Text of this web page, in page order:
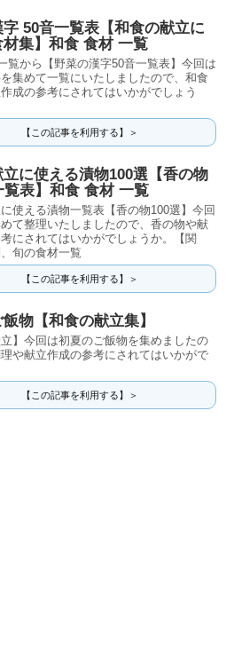
50音一覧表【和食の献立に
集】和食 食材 一覧
覧から【野菜の漢字50音一覧表】今回は
集めて一覧にいたしましたので、和食
成の参考にされてはいかがでしょう
【この記事を利用する】＞
に使える漬物100選【香の物
覧表】和食 食材 一覧
使える漬物一覧表【香の物100選】今回
て整理いたしましたので、香の物や献
にされてはいかがでしょうか。【関
旬の食材一覧
【この記事を利用する】＞
物【和食の献立集】
立】今回は初夏のご飯物を集めましたの
や献立作成の参考にされてはいかがで
【この記事を利用する】＞